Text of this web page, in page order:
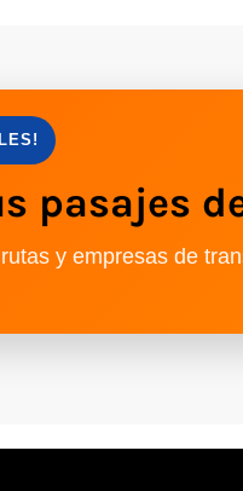
pasajes
y empresas de